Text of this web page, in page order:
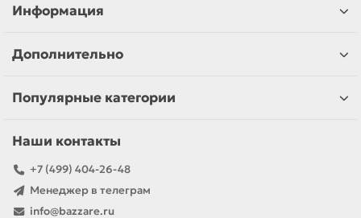
Информация
Дополнительно
Популярные категории
Наши контакты
+7 (499) 404-26-48
Менеджер в телеграм
info@bazzare.ru